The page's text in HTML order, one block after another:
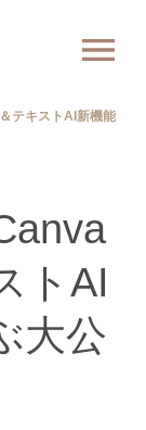
テキストAI新機能
トAI
大公